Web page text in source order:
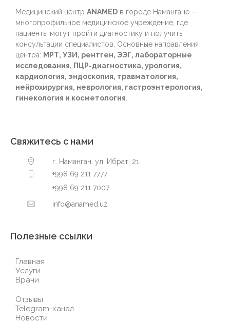
Медицинский центр ANAMED в городе Намангане —
многопрофильное медицинское учреждение, где
пациенты могут пройти диагностику и получить
консультации специалистов. Основные направления
центра: МРТ, УЗИ, рентген, ЭЭГ, лабораторные
исследования, ПЦР-диагностика, урология,
кардиология, эндоскопия, травматология,
нейрохирургия, неврология, гастроэнтерология,
гинекология и косметология.
Свяжитесь с нами
г. Наманган, ул. Ибрат, 21
+998 69 211 7777
+998 69 211 7007
info@anamed.uz
Полезные ссылки
Главная
Услуги
Врачи
Отзывы
Telegram-канал
Новости